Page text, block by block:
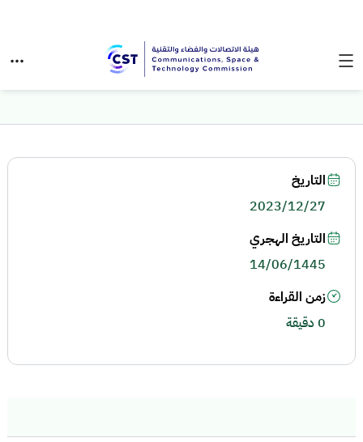
التاريخ
2023/12/27
التاريخ الهجري
14/06/1445
زمن القراءة
0 دقيقة